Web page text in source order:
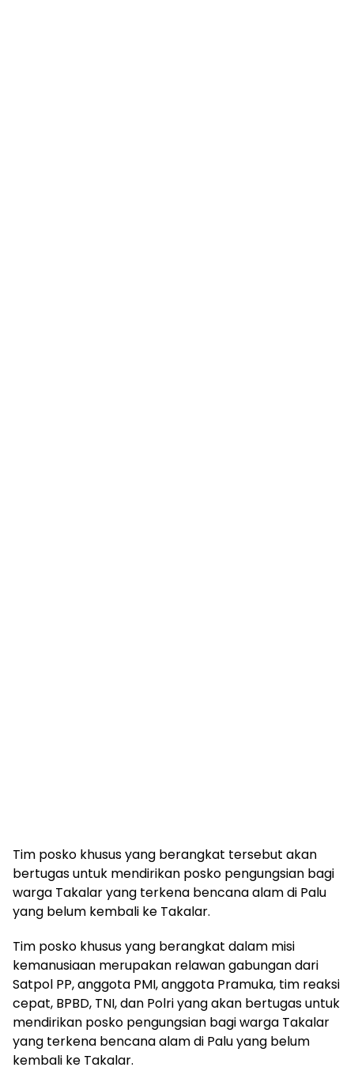
Tim posko khusus yang berangkat tersebut akan
bertugas untuk mendirikan posko pengungsian bagi
warga Takalar yang terkena bencana alam di Palu
yang belum kembali ke Takalar.
Tim posko khusus yang berangkat dalam misi
kemanusiaan merupakan relawan gabungan dari
Satpol PP, anggota PMI, anggota Pramuka, tim reaksi
cepat, BPBD, TNI, dan Polri yang akan bertugas untuk
mendirikan posko pengungsian bagi warga Takalar
yang terkena bencana alam di Palu yang belum
kembali ke Takalar.